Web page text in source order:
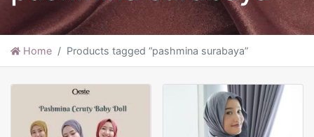
Home Products tagged “pashmina surabaya”